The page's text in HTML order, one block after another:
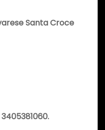
Santa Croce
3405381060.